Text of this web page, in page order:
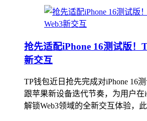
抢先适配iPhone 16测试版！
新交互
TP钱包近日抢先完成对iPhone 16
跟苹果新设备迭代节奏，为用户
解锁Web3领域的全新交互体验，